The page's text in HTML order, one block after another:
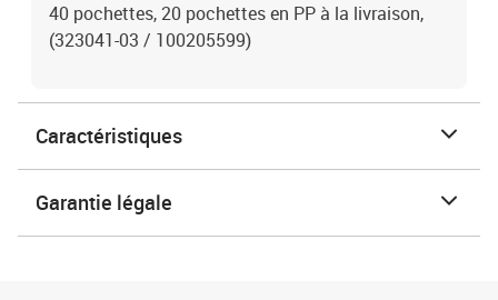
40 pochettes, 20 pochettes en PP à la livraison,
(323041-03 / 100205599)
Caractéristiques
Garantie légale